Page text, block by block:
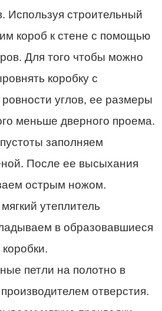
Используя строительный
короб к стене с помощью
Для того чтобы можно
коробку с
углов, ее размеры
меньше дверного проема.
заполняем
После ее высыхания
острым ножом.
утеплитель
в образовавшиеся
петли на полотно в
отверстия.